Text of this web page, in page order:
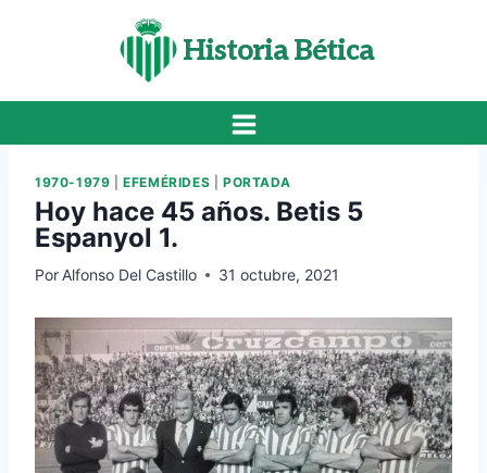
Historia Bética
1970-1979 |EFEMÉRIDES PORTADA
Hoy hace 45 años. Betis 5
Espanyol 1.
Por Alfonso Del Castillo 31 octubre, 2021